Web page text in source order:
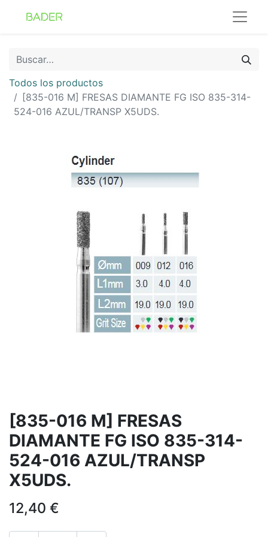
Todos los productos
[835-016 M] FRESAS DIAMANTE FG ISO 835-314-
524-016 AZUL/TRANSP X5UDS.
[835-016 M] FRESAS
DIAMANTE FG ISO 835-314-
524-016 AZUL/TRANSP
X5UDS.
12,40 €